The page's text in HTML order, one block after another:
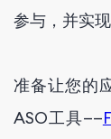
参与，并实
准备让您的
ASO工具——